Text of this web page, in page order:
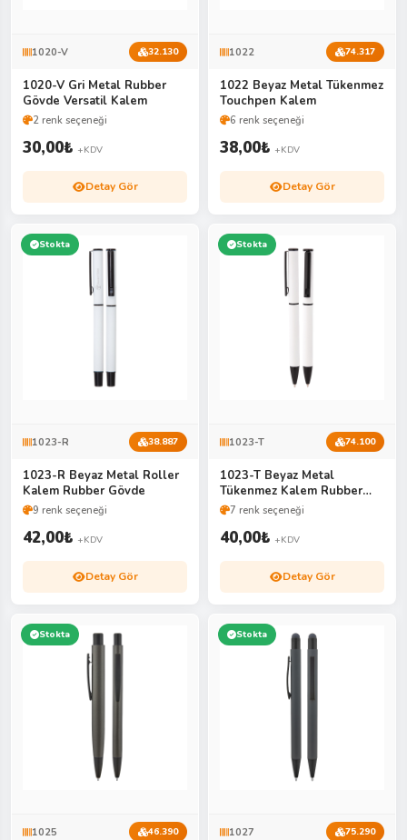
1020-V 32.130
1020-V Gri Metal Rubber
Gövde Versatil Kalem
2 renk seçeneği
30,00₺ +KDV
Detay Gör
1022 74.317
1022 Beyaz Metal Tükenmez
Touchpen Kalem
6 renk seçeneği
38,00₺ +KDV
Detay Gör
Stokta
1023-R 38.887
1023-R Beyaz Metal Roller
Kalem Rubber Gövde
9 renk seçeneği
42,00₺ +KDV
Detay Gör
Stokta
1023-T 74.100
1023-T Beyaz Metal
Tükenmez Kalem Rubber
Gövde
7 renk seçeneği
40,00₺ +KDV
Detay Gör
Stokta
1025 46.390
Stokta
1027 75.290